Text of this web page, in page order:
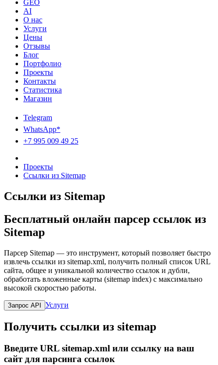
GEO
AI
О нас
Услуги
Цены
Отзывы
Блог
Портфолио
Проекты
Контакты
Статистика
Магазин
Telegram
WhatsApp*
+7 995 009 49 25
Проекты
Ссылки из Sitemap
Ссылки из Sitemap
Бесплатный онлайн парсер ссылок из
Sitemap
Парсер Sitemap — это инструмент, который позволяет быстро
извлечь ссылки из sitemap.xml, получить полный список URL
сайта, общее и уникальной количество ссылок и дубли,
обработать вложенные карты (sitemap index) с максимально
высокой скоростью работы.
Запрос API Услуги
Получить ссылки из sitemap
Введите URL sitemap.xml или ссылку на ваш
сайт для парсинга ссылок